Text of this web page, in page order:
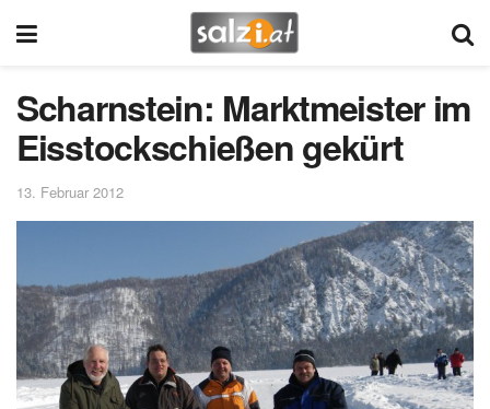
Scharnstein: Marktmeister im
Eisstockschießen gekürt
13. Februar 2012